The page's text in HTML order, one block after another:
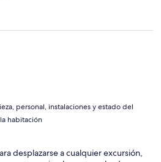
personal, instalaciones y estado del
habitación
desplazarse a cualquier excursión,